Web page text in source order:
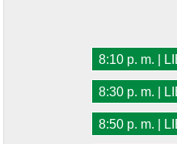
8:10 p. m. |
8:30 p. m. |
8:50 p. m. |